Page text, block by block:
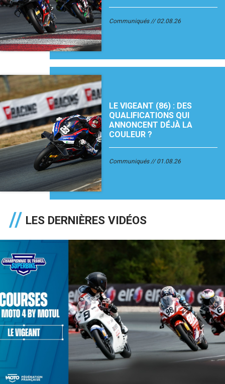
Communiqués 02.08.26
LE VIGEANT (86) : DES
QUALIFICATIONS QUI
ANNONCENT DÉJÀ LA
COULEUR ?
Communiqués 01.08.26
LES DERNIÈRES VIDÉOS